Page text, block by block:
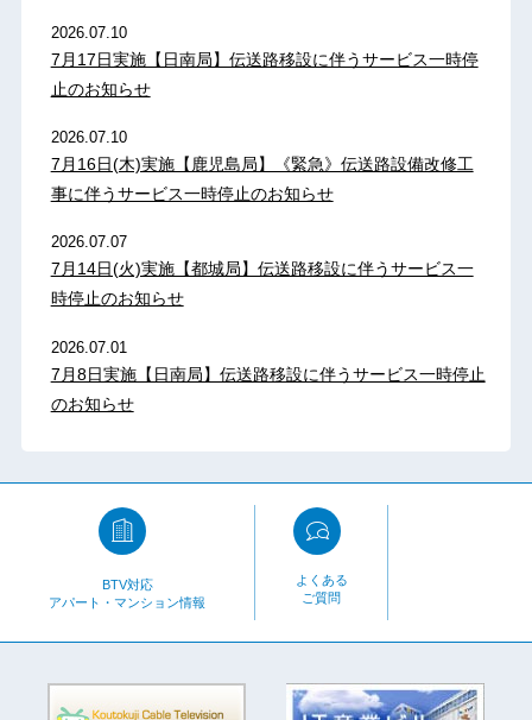
2026.07.10
7月17日実施【日南局】伝送路移設に伴うサービス一時停
止のお知らせ
2026.07.10
7月16日(木)実施【鹿児島局】《緊急》伝送路設備改修工
事に伴うサービス一時停止のお知らせ
2026.07.07
7月14日(火)実施【都城局】伝送路移設に伴うサービス一
時停止のお知らせ
2026.07.01
7月8日実施【日南局】伝送路移設に伴うサービス一時停止
のお知らせ
BTV対応
アパート・マンション情報
よくある
ご質問